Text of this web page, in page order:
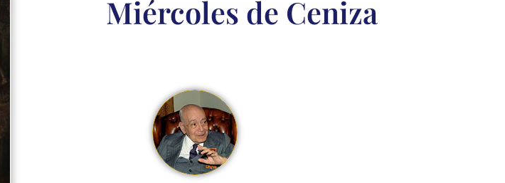
Miércoles de Ceniza